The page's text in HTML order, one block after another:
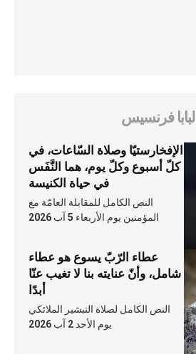
البابا فرنسيس
الإفخارستيّا وصلاة السّاعات، في
كلّ أسبوع وكلّ يوم، هما النَّفَس
في حياة الكنيسة
النص الكامل للمقابلة العامّة مع
المؤمنين يوم الأربعاء 5 آب 2026
عطاء الرّبّ يسوع هو عطاء
شامل، وأنّ عنايته بنا لا تغيب عنّا
أبدًا
النص الكامل لصلاة التبشير الملائكي
يوم الأحد 2 آب 2026